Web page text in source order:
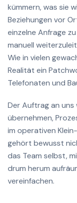
kümmern, was sie
Beziehungen vor
einzelne Anfrage
manuell
Wie in vielen
Realität ein
Telefonaten und
Der Auftrag an
übernehmen,
im operativen
gehört bewusst
das Team selbst,
drum herum
vereinfachen.